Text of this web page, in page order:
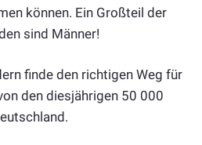
können. Ein Großteil der
sind Männer!
finde den richtigen Weg für
den diesjährigen 50 000